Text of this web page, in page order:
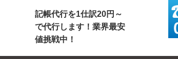
記帳代行を1仕訳20円～
で代行します！業界最安
値挑戦中！